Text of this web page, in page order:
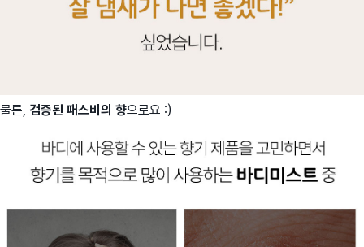
물론, 검증된 패스비의 향으로요 :)